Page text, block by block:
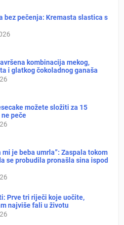
bez pečenja: Kremasta slastica s
kombinacija mekog,
i glatkog čokoladnog ganaša
možete složiti za 15
peče
mi je beba umrla”: Zaspala tokom
se probudila pronašla sina ispod
Prve tri riječi koje uočite,
najviše fali u životu